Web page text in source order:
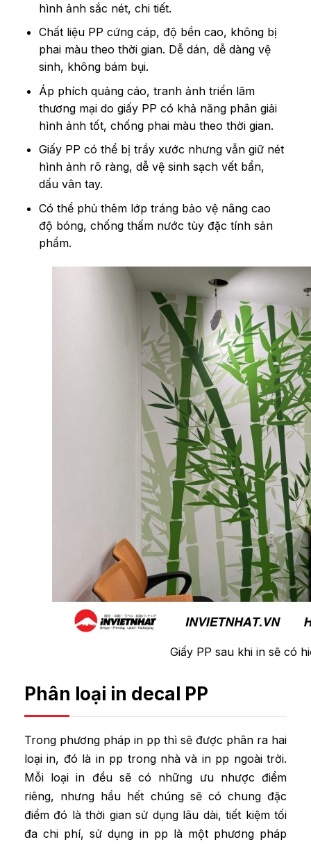
hình ảnh sắc nét, chi tiết.
Chất liệu PP cứng cáp, độ bền cao, không bị
phai màu theo thời gian. Dễ dán, dễ dàng vệ
sinh, không bám bụi.
Áp phích quảng cáo, tranh ảnh triển lãm
thương mại do giấy PP có khả năng phân giải
hình ảnh tốt, chống phai màu theo thời gian.
Giấy PP có thể bị trầy xước nhưng vẫn giữ nét
hình ảnh rõ ràng, dễ vệ sinh sạch vết bẩn,
dấu vân tay.
Có thể phủ thêm lớp tráng bảo vệ nâng cao
độ bóng, chống thấm nước tùy đặc tính sản
phẩm.
Giấy PP sau khi in sẽ có
Phân loại in decal PP
Trong phương pháp in pp thì sẽ được phân ra hai
loại in, đó là in pp trong nhà và in pp ngoài trời.
Mỗi loại in đều sẽ có những ưu nhược điểm
riêng, nhưng hầu hết chúng sẽ có chung đặc
điểm đó là thời gian sử dụng lâu dài, tiết kiệm tối
đa chi phí, sử dụng in pp là một phương pháp